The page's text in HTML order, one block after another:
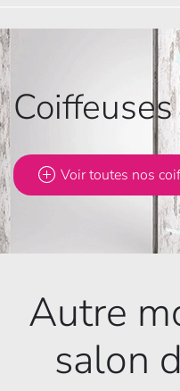
Coiffeuses
Voir toutes nos
Autre
salon